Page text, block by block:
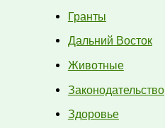
Гранты
Дальний Восток
Животные
Законодательство
Здоровье